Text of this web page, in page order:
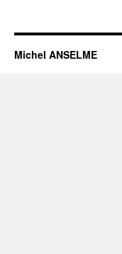
Michel ANSELME